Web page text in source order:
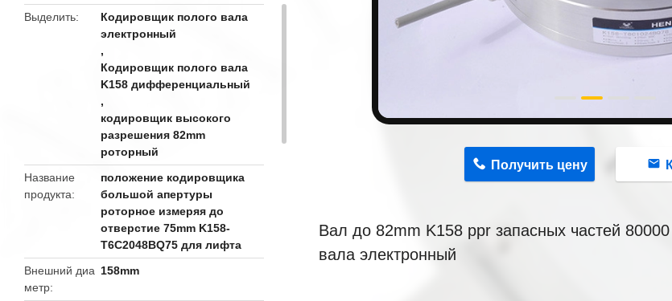
Выделить
Кодировщик полого вала
электронный
,
Кодировщик полого вала
K158 дифференциальный
,
кодировщик высокого
разрешения 82mm
роторный
Название
продукта
положение кодировщика
большой апертуры
роторное измеряя до
отверстие 75mm K158-
T6C2048BQ75 для лифта
Внешний диа
метр
158mm
Получить цену
Вал до 82mm K158 ppr запасных частей
вала электронный